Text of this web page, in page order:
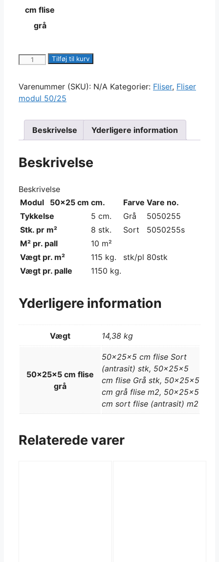
cm flise
grå
50x25x5
flise
antal
Tilføj til kurv
Varenummer (SKU): N/A Kategorier: Fliser, Fliser
modul 50/25
Beskrivelse Yderligere information
Beskrivelse
Beskrivelse
Modul 50×25 cm cm. Farve Vare no.
Tykkelse
5 cm. Grå
5050255
Stk. pr m²
8 stk. Sort
5050255s
M² pr. pall
10 m²
Vægt pr. m²
115 kg. stk/pl 80stk
Vægt pr. palle
1150 kg.
Yderligere information
Vægt 14,38 kg
50x25x5 cm flise
grå
50x25x5 cm flise Sort
(antrasit) stk, 50x25x5
cm flise Grå stk, 50x25x5
cm grå flise m2, 50x25x5
cm sort flise (antrasit) m2
Relaterede varer